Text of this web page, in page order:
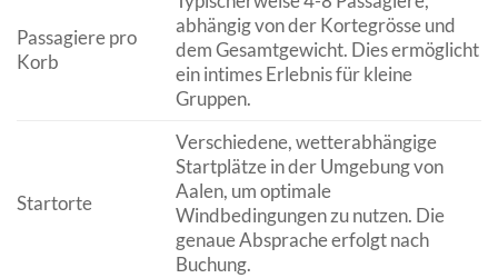
Passagiere pro
Korb
abhängig von der Kortegrösse und
dem Gesamtgewicht. Dies ermöglicht
ein intimes Erlebnis für kleine
Gruppen.
Startorte
Verschiedene, wetterabhängige
Startplätze in der Umgebung von
Aalen, um optimale
Windbedingungen zu nutzen. Die
genaue Absprache erfolgt nach
Buchung.